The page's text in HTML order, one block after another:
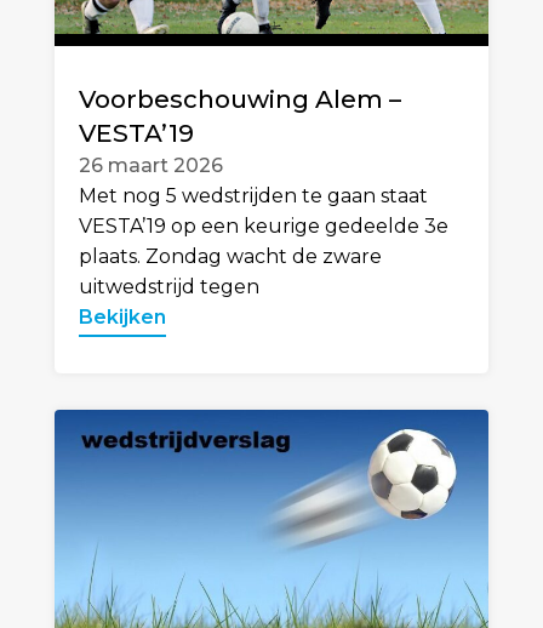
Voorbeschouwing Alem –
VESTA’19
26 maart 2026
Met nog 5 wedstrijden te gaan staat
VESTA’19 op een keurige gedeelde 3e
plaats. Zondag wacht de zware
uitwedstrijd tegen
Bekijken